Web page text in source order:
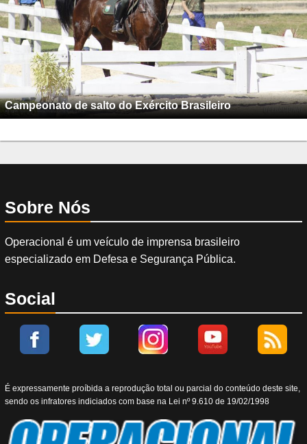
Campeonato de salto do Exército Brasileiro
Sobre Nós
Operacional é um veículo de imprensa brasileiro
especializado em Defesa e Segurança Pública.
Social
É expressamente proíbida a reprodução total ou parcial do conteúdo deste site,
sendo os infratores indiciados com base na Lei nº 9.610 de 19/02/1998